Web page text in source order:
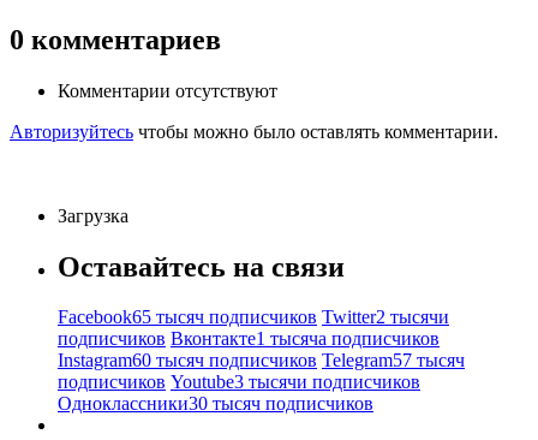
0 комментариев
Комментарии отсутствуют
Авторизуйтесь чтобы можно было оставлять комментарии.
Загрузка
Оставайтесь на связи
Facebook65 тысяч подписчиков Twitter2 тысячи
подписчиков Вконтакте1 тысяча подписчиков
Instagram60 тысяч подписчиков Telegram57 тысяч
подписчиков Youtube3 тысячи подписчиков
Одноклассники30 тысяч подписчиков